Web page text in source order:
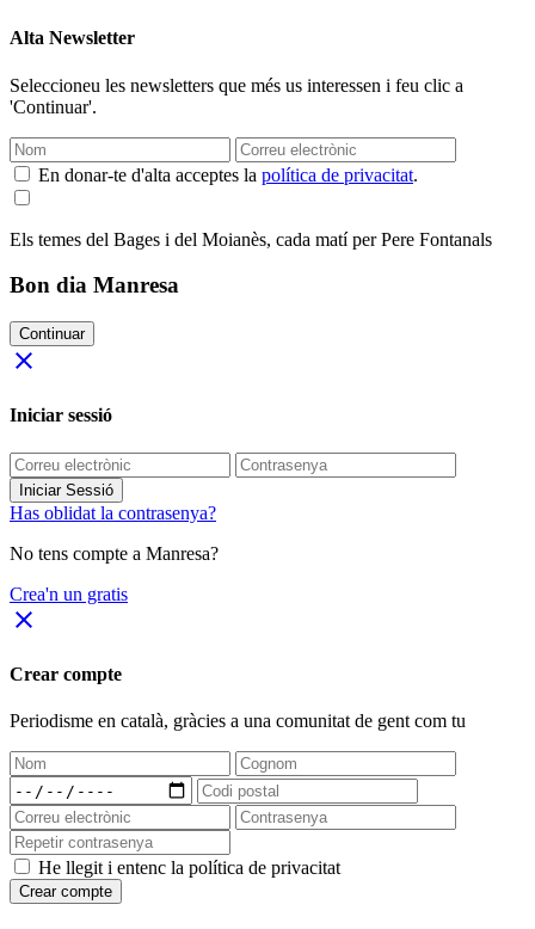
Alta Newsletter
Seleccioneu les newsletters que més us interessen i feu clic a
'Continuar'.
En donar-te d'alta acceptes la política de privacitat.
Els temes del Bages i del Moianès, cada matí per Pere Fontanals
Bon dia Manresa
Continuar
close
Iniciar sessió
Iniciar Sessió
Has oblidat la contrasenya?
No tens compte a Manresa?
Crea'n un gratis
close
Crear compte
Periodisme en català, gràcies a una comunitat de gent com tu
He llegit i entenc la política de privacitat
Crear compte